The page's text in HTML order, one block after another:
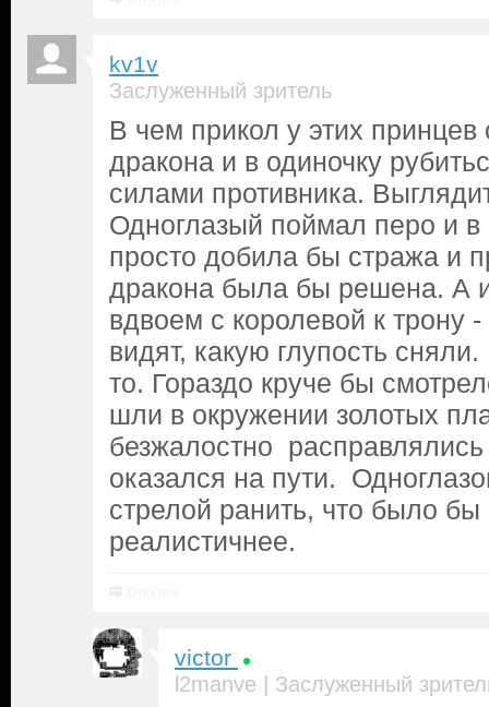
kv1v
Заслуженный зритель
В чем прикол у этих принцев
дракона и в одиночку
силами противника.
Одноглазый поймал перо и в
просто добила бы стража и
дракона была бы решена. А
вдвоем с королевой к трону
видят, какую глупость
то. Гораздо круче бы
шли в окружении золотых
безжалостно
оказался на пути.
стрелой ранить, что было бы
реалистичнее.
victor
l2manve | Заслуженный